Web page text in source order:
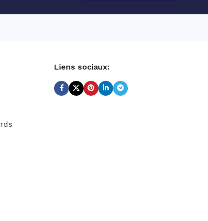
Liens sociaux: